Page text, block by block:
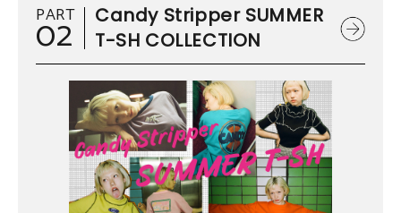
PART
02
Candy Stripper SUMMER
T-SH COLLECTION